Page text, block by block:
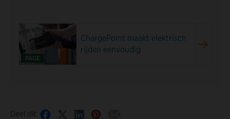
PAGE
ChargePoint maakt elektrisch
rijden eenvoudig
Deel dit: